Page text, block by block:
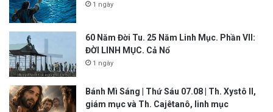
1 ngày
60 Năm Đời Tu. 25 Năm Linh Mục. Phần VII:
ĐỜI LINH MỤC. Cả Nổ
1 ngày
Bánh Mì Sáng | Thứ Sáu 07.08 | Th. Xystô II,
giám mục và Th. Cajêtanô, linh mục